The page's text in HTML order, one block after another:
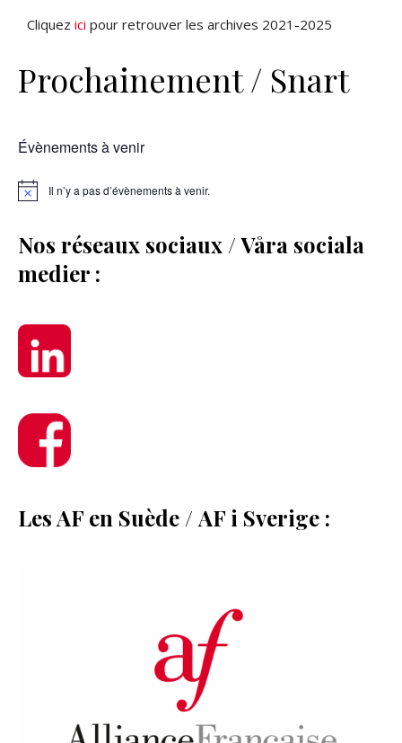
Cliquez ici pour retrouver les archives 2021-2025
Prochainement / Snart
Évènements à venir
Il n’y a pas d’évènements à venir.
Nos réseaux sociaux / Våra sociala
medier :
Les AF en Suède / AF i Sverige :